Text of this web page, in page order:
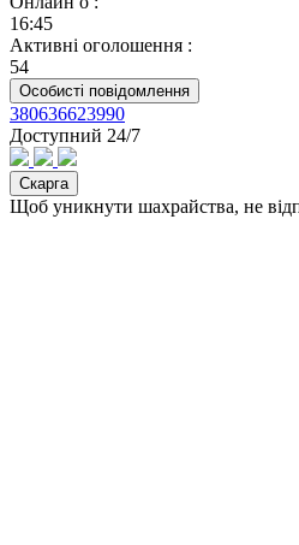
16:45
Активні оголошення :
54
Особисті повідомлення
380636623990
Доступний 24/7
Скарга
Щоб уникнути шахрайства, не